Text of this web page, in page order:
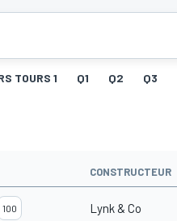
TOURS 1 Q1 Q2 Q3
CONSTRUCTEUR
100 Lynk & Co